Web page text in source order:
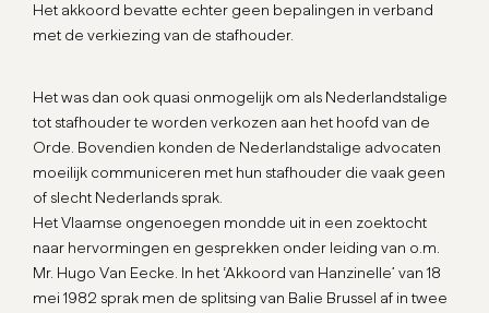
Het akkoord bevatte echter geen bepalingen in verband
met de verkiezing van de stafhouder.
Het was dan ook quasi onmogelijk om als Nederlandstalige
tot stafhouder te worden verkozen aan het hoofd van de
Orde. Bovendien konden de Nederlandstalige advocaten
moeilijk communiceren met hun stafhouder die vaak geen
of slecht Nederlands sprak.
Het Vlaamse ongenoegen mondde uit in een zoektocht
naar hervormingen en gesprekken onder leiding van o.m.
Mr. Hugo Van Eecke. In het ‘Akkoord van Hanzinelle’ van 18
mei 1982 sprak men de splitsing van Balie Brussel af in twee